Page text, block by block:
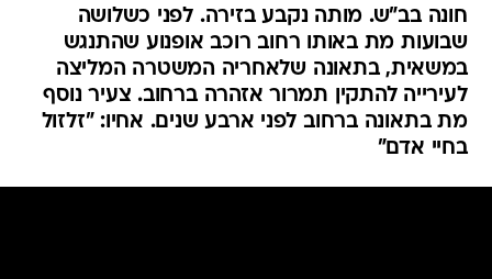
במשאית, בתאונה שלאחריה המשטרה המליצה
לעירייה להתקין תמרור אזהרה ברחוב. צעיר נוסף
מת בתאונה ברחוב לפני ארבע שנים. אחיו: "זלזול
בחיי אדם"